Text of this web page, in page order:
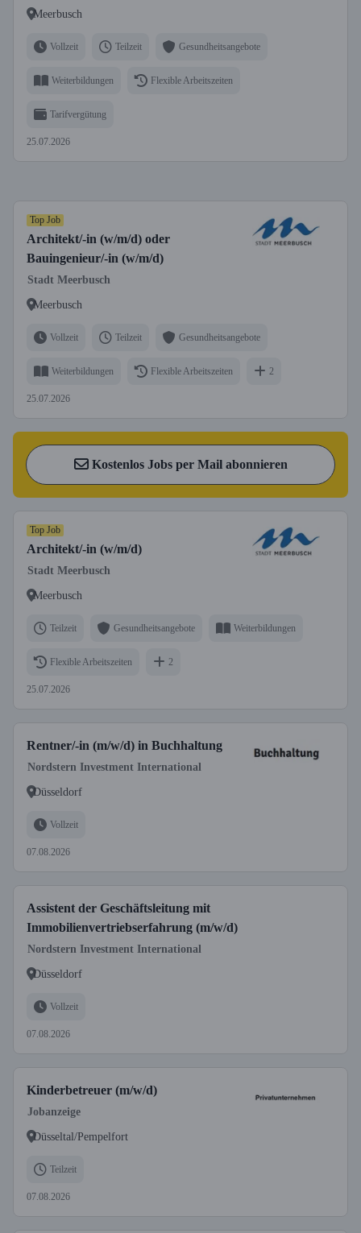
Meerbusch
Vollzeit Teilzeit Gesundheitsangebote
Weiterbildungen Flexible Arbeitszeiten
Tarifvergütung
25.07.2026
Top Job
Architekt/-in (w/m/d) oder
Bauingenieur/-in (w/m/d)
Stadt Meerbusch
Meerbusch
Vollzeit Teilzeit Gesundheitsangebote
Weiterbildungen Flexible Arbeitszeiten 2
25.07.2026
Kostenlos Jobs per Mail abonnieren
Top Job
Architekt/-in (w/m/d)
Stadt Meerbusch
Meerbusch
Teilzeit Gesundheitsangebote Weiterbildungen
Flexible Arbeitszeiten 2
25.07.2026
Rentner/-in (m/w/d) in Buchhaltung
Nordstern Investment International
Düsseldorf
Vollzeit
07.08.2026
Assistent der Geschäftsleitung mit
Immobilienvertriebserfahrung (m/w/d)
Nordstern Investment International
Düsseldorf
Vollzeit
07.08.2026
Kinderbetreuer (m/w/d)
Jobanzeige
Düsseltal/Pempelfort
Teilzeit
07.08.2026